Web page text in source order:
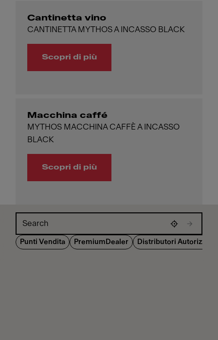
Cantinetta vino
CANTINETTA MYTHOS A INCASSO BLACK
Scopri di più
Macchina caffé
MYTHOS MACCHINA CAFFÈ A INCASSO
BLACK
Scopri di più
Punti Vendita PremiumDealer Distributori Autorizzati